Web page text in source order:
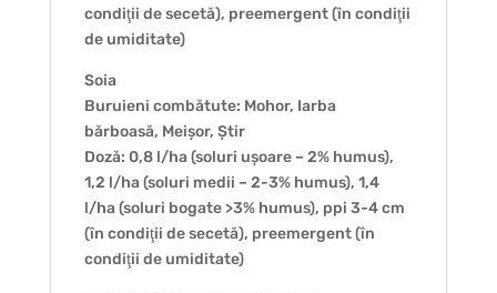
condiţii de secetă), preemergent (în condiţii
de umiditate)
Soia
Buruieni combătute: Mohor, Iarba
bărboasă, Meișor, Știr
Doză: 0,8 l/ha (soluri ușoare – 2% humus),
1,2 l/ha (soluri medii – 2-3% humus), 1,4
l/ha (soluri bogate >3% humus), ppi 3-4 cm
(în condiţii de secetă), preemergent (în
condiţii de umiditate)